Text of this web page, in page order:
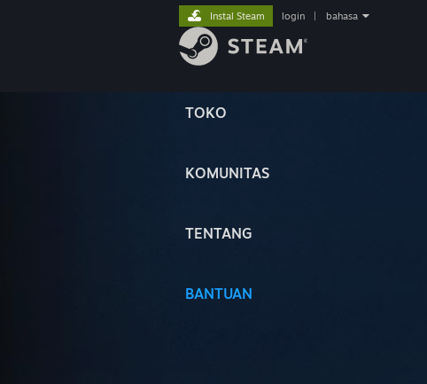
TOKO
KOMUNITAS
TENTANG
BANTUAN
Instal Steam login bahasa